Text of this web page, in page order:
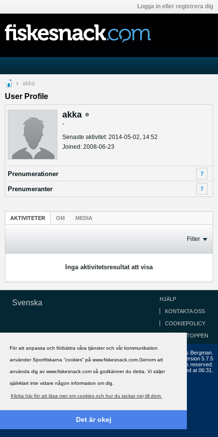
För att anpassa och förbättra våra tjänster och vår kommunikation
använder Sportfiskarna ”cookies” på www.fiskesnack.com.Genom att
använda dig av www.fiskesnack.com så godkänner du detta. Vi säljer
självklart inte vidare någon information om dig.
Klicka här för att läsa mer om cookies och hur du tackar nej till dem.
Det är okej
Logga in eller registrera dig
akka
User Profile
akka
-
Senaste aktivitet: 2014-05-02, 14:52
Joined: 2008-06-23
Prenumerationer 7
Prenumeranter 7
AKTIVITETER OM MEDIA
Filter
Inga aktivitetsresultat att visa
Svenska HJÄLP
KONTAKTA OSS
COOKIEPOLICY
GÅ TILL TOPPEN
Copyright ©2002 - 2021, FiskeSnack.com. Grundad 2002 av Anders Bergman.
Powered byvBulletin®
Version 5.7.5
Copyright © 2026 MH Sub I, LLC dba vBulletin. All rights reserved.
All times are GMT+1. This page was generated at 06:31.